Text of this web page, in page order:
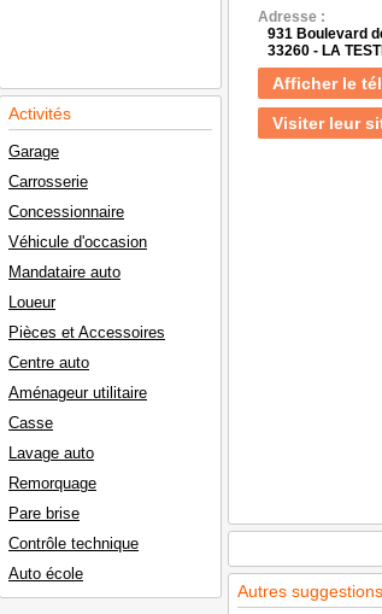
Activités
Garage
Carrosserie
Concessionnaire
Véhicule d'occasion
Mandataire auto
Loueur
Pièces et Accessoires
Centre auto
Aménageur utilitaire
Casse
Lavage auto
Remorquage
Pare brise
Contrôle technique
Auto école
Adresse :
931 Boulevard
33260 - LA
Afficher le
Visiter leur
Autres suggestions